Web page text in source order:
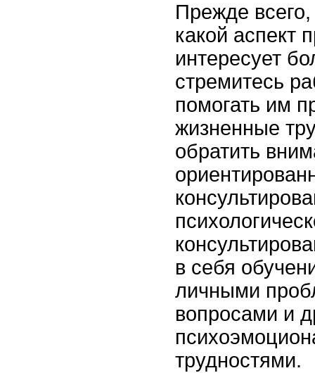
Прежде
какой аспект
интересует
стремитесь
помогать им
жизненные
обратить
в себя
личными
вопросами и
трудностями.